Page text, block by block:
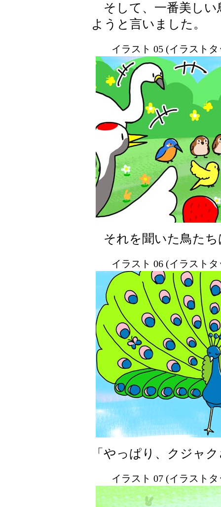
そして、一番美しい
ようと言いました。
イラスト 05 (イラスト
それを聞いた鳥たち
イラスト 06 (イラスト
「やっぱり、クジャ
イラスト 07 (イラスト